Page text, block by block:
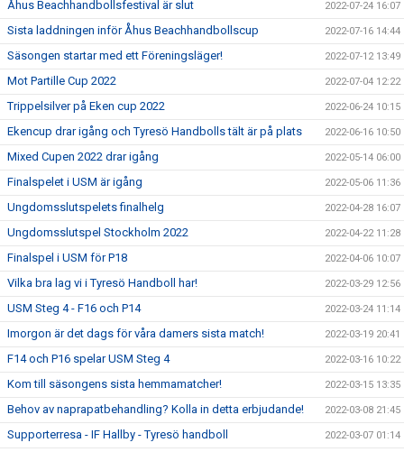
Åhus Beachhandbollsfestival är slut 2022-07-24 16:07
Sista laddningen inför Åhus Beachhandbollscup 2022-07-16 14:44
Säsongen startar med ett Föreningsläger! 2022-07-12 13:49
Mot Partille Cup 2022 2022-07-04 12:22
Trippelsilver på Eken cup 2022 2022-06-24 10:15
Ekencup drar igång och Tyresö Handbolls tält är på plats 2022-06-16 10:50
Mixed Cupen 2022 drar igång 2022-05-14 06:00
Finalspelet i USM är igång 2022-05-06 11:36
Ungdomsslutspelets finalhelg 2022-04-28 16:07
Ungdomsslutspel Stockholm 2022 2022-04-22 11:28
Finalspel i USM för P18 2022-04-06 10:07
Vilka bra lag vi i Tyresö Handboll har! 2022-03-29 12:56
USM Steg 4 - F16 och P14 2022-03-24 11:14
Imorgon är det dags för våra damers sista match! 2022-03-19 20:41
F14 och P16 spelar USM Steg 4 2022-03-16 10:22
Kom till säsongens sista hemmamatcher! 2022-03-15 13:35
Behov av naprapatbehandling? Kolla in detta erbjudande! 2022-03-08 21:45
Supporterresa - IF Hallby - Tyresö handboll 2022-03-07 01:14